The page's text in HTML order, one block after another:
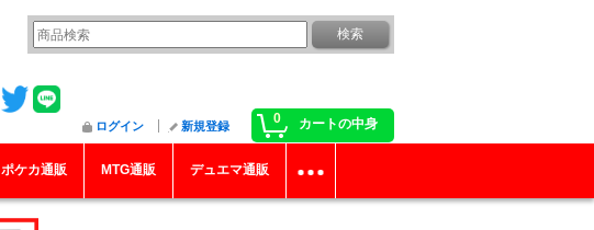
0 カートの中身
ログイン 新規登録
ポケカ通販 MTG通販 デュエマ通販